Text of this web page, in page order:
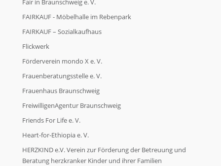
Fair in Braunschweig e. V.
FAIRKAUF - Möbelhalle im Rebenpark
FAIRKAUF – Sozialkaufhaus
Flickwerk
Förderverein mondo X e. V.
Frauenberatungsstelle e. V.
Frauenhaus Braunschweig
FreiwilligenAgentur Braunschweig
Friends For Life e. V.
Heart-for-Ethiopia e. V.
HERZKIND e.V. Verein zur Förderung der Betreuung und
Beratung herzkranker Kinder und ihrer Familien